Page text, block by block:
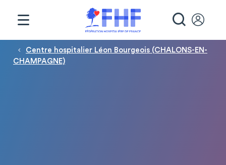
Fil d'Ariane
Centre hospitalier Léon Bourgeois (CHALONS-EN-
CHAMPAGNE)
Panneau de gestion des cookies